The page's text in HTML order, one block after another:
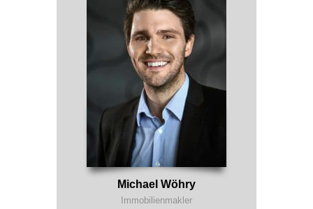
Michael Wöhry
Immobilienmakler